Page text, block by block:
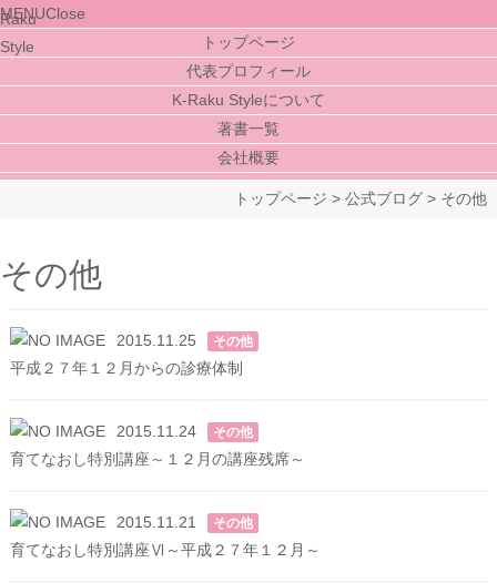
MENUClose
トップページ
代表プロフィール
K-Raku Styleについて
著書一覧
会社概要
トップページ >公式ブログ > その他
その他
2015.11.25 その他
平成２７年１２月からの診療体制
2015.11.24 その他
育てなおし特別講座～１２月の講座残席～
2015.11.21 その他
育てなおし特別講座Ⅵ～平成２７年１２月～